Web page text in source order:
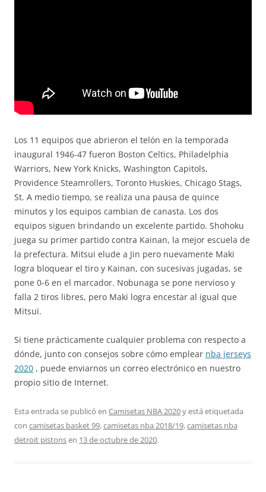
Los 11 equipos que abrieron el telón en la temporada
inaugural 1946-47 fueron Boston Celtics, Philadelphia
Warriors, New York Knicks, Washington Capitols,
Providence Steamrollers, Toronto Huskies, Chicago Stags,
St. A medio tiempo, se realiza una pausa de quince
minutos y los equipos cambian de canasta. Los dos
equipos siguen brindando un excelente partido. Shohoku
juega su primer partido contra Kainan, la mejor escuela de
la prefectura. Mitsui elude a Jin pero nuevamente Maki
logra bloquear el tiro y Kainan, con sucesivas jugadas, se
pone 0-6 en el marcador. Nobunaga se pone nervioso y
falla 2 tiros libres, pero Maki logra encestar al igual que
Mitsui.
Si tiene prácticamente cualquier problema con respecto a
dónde, junto con consejos sobre cómo emplear nba jerseys
2020 , puede enviarnos un correo electrónico en nuestro
propio sitio de Internet.
Esta entrada se publicó en Camisetas NBA 2020y está etiquetada
con camisetas basket 99,camisetas nba 2018/19,camisetas nba
detroit pistonsen 13 de octubre de 2020.